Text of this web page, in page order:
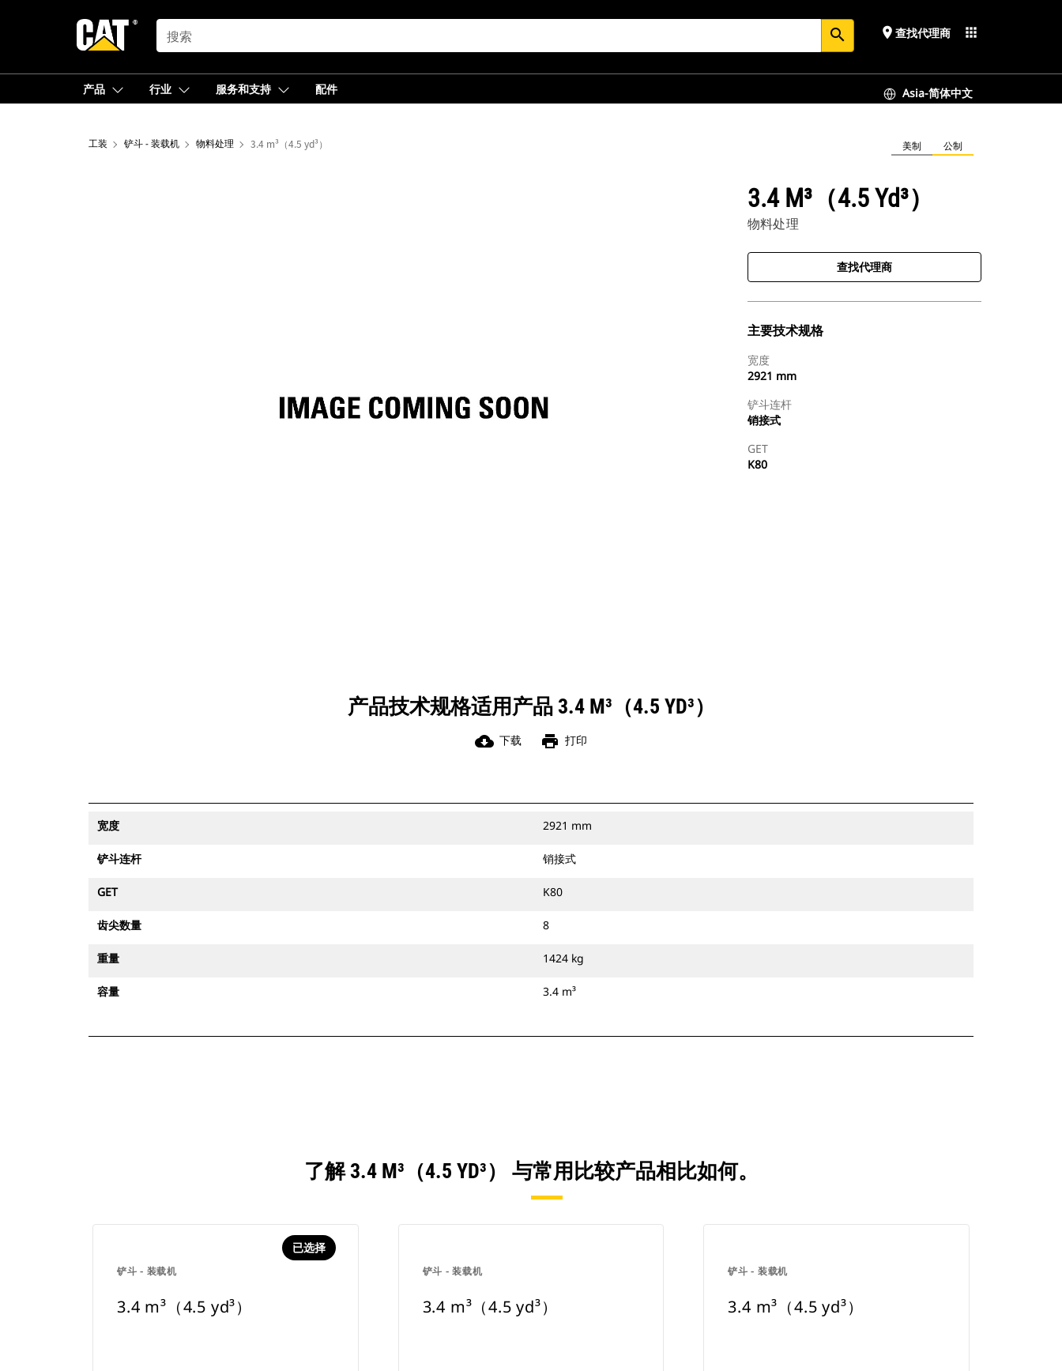
SEARCH search place 查找代理商 apps
产品 行业 服务和支持 配件 Asia-简体中文
工装 铲斗 - 装载机 物料处理 3.4 m³（4.5 yd³） 美制 公制
3.4 M³（4.5 Yd³）
物料处理
查找代理商
主要技术规格
宽度
2921 mm
铲斗连杆
销接式
GET
K80
产品技术规格适用产品 3.4 M³（4.5 YD³）
cloud_download 下载 print 打印
宽度 2921 mm
铲斗连杆 销接式
GET K80
齿尖数量 8
重量 1424 kg
容量 3.4 m³
了解 3.4 M³（4.5 YD³） 与常用比较产品相比如何。
铲斗 - 装载机
已选择
3.4 m³（4.5 yd³）
铲斗 - 装载机
3.4 m³（4.5 yd³）
铲斗 - 装载机
3.4 m³（4.5 yd³）